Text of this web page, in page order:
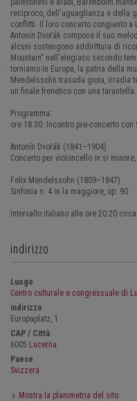
palestinesi e arabi, Barenboim
reciproco, dell'uguaglianza e della
conflitti. Il loro concerto congiunto a
Antonín Dvořák compose il suo
alcuni sostengono addirittura di
Mountain" nell'elegiaco secondo
torniamo in Europa, la patria della
Mendelssohn trasuda gioia, irradia
un finale frenetico con una tarantella.
Programma:
ore 18:30: Incontro pre-concerto con
Antonín Dvořák (1841–1904)
Concerto per violoncello in si
Felix Mendelssohn (1809–1847)
Sinfonia n. 4 in la maggiore, op. 90
Intervallo italiano alle ore 20:20 circa
indirizzo
Luogo
Centro culturale e congressuale di
indirizzo
Europaplatz, 1
CAP / Città
6005 Lucerna
Paese
Svizzera
Mostra la planimetria del sito